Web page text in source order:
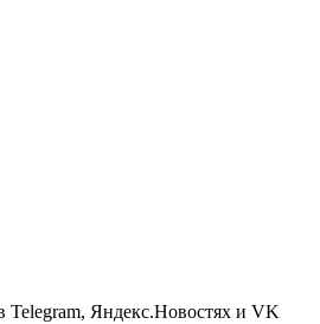
Telegram, Яндекс.Новостях и VK